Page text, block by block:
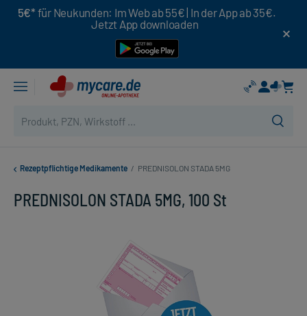
5€* für Neukunden: Im Web ab 55€ | In der App ab 35€.
Jetzt App downloaden
Rezeptpflichtige Medikamente / PREDNISOLON STADA 5MG
PREDNISOLON STADA 5MG, 100 St